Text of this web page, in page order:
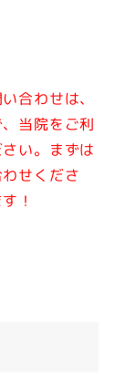
合わせは、
当院をご利
い。 まずは
せくださ
！